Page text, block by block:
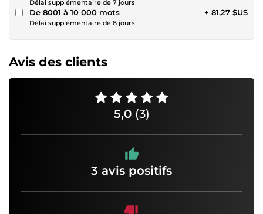
Délai supplémentaire de 7 jours
De 8001 à 10 000 mots
Délai supplémentaire de 8 jours
+ 81,27 $US
Avis des clients
5,0 (3)
3 avis positifs